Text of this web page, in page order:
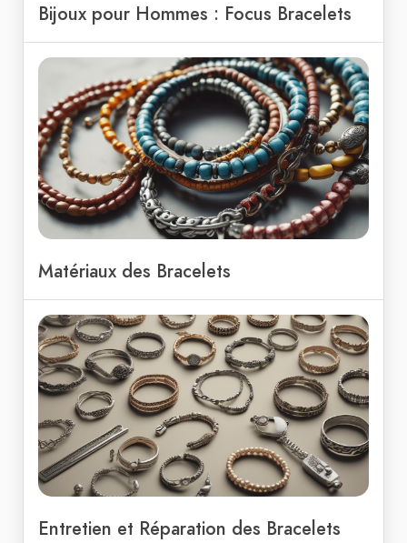
Bijoux pour Hommes : Focus Bracelets
Matériaux des Bracelets
Entretien et Réparation des Bracelets